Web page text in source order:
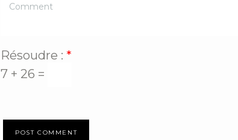
Résoudre : *
7 + 26 =